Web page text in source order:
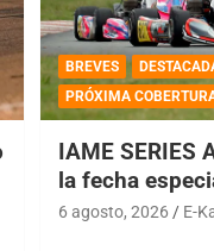
BREVES
PRÓXIMA
IAME SERIES
la fecha
6 agosto, 2026 E-